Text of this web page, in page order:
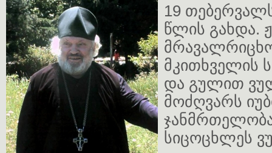
19
წლის გახდა.
მკითხველის
და გულით
მოძღვარს
სიცოცხლეს